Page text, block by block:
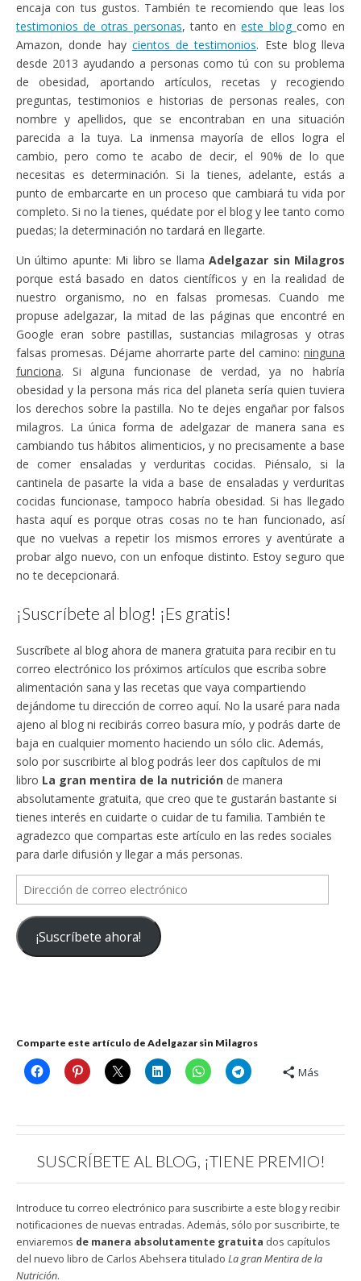
encaja con tus gustos. También te recomiendo que leas los
testimonios de otras personas, tanto eneste blog como en
Amazon, donde hay cientos de testimonios. Este blog lleva
desde 2013 ayudando a personas como tú con su problema
de obesidad, aportando artículos, recetas y recogiendo
preguntas, testimonios e historias de personas reales, con
nombre y apellidos, que se encontraban en una situación
parecida a la tuya. La inmensa mayoría de ellos logra el
cambio, pero como te acabo de decir, el 90% de lo que
necesitas es determinación. Si la tienes, adelante, estás a
punto de embarcarte en un proceso que cambiará tu vida por
completo. Si no la tienes, quédate por el blog y lee tanto como
puedas; la determinación no tardará en llegarte.
Un último apunte: Mi libro se llamaAdelgazar sin Milagros
porque está basado en datos científicos y en la realidad de
nuestro organismo, no en falsas promesas. Cuando me
propuse adelgazar, la mitad de las páginas que encontré en
Google eran sobre pastillas, sustancias milagrosas y otras
falsas promesas. Déjame ahorrarte parte del camino: ninguna
funciona. Si alguna funcionase de verdad, ya no habría
obesidad y la persona más rica del planeta sería quien tuviera
los derechos sobre la pastilla. No te dejes engañar por falsos
milagros. La única forma de adelgazar de manera sana es
cambiando tus hábitos alimenticios, y no precisamente a base
de comer ensaladas y verduritas cocidas. Piénsalo, si la
cantinela de pasarte la vida a base de ensaladas y verduritas
cocidas funcionase, tampoco habría obesidad. Si has llegado
hasta aquí es porque otras cosas no te han funcionado, así
que no vuelvas a repetir los mismos errores y aventúrate a
probar algo nuevo, con un enfoque distinto. Estoy seguro que
no te decepcionará.
¡Suscríbete al blog! ¡Es gratis!
Suscríbete al blog ahora de manera gratuita para recibir en tu
correo electrónico los próximos artículos que escriba sobre
alimentación sana y las recetas que vaya compartiendo
dejándome tu dirección de correo aquí. No la usaré para nada
ajeno al blog ni recibirás correo basura mío, y podrás darte de
baja en cualquier momento haciendo un sólo clic. Además,
solo por suscribirte al blog podrás leer dos capítulos de mi
libro La gran mentira de la nutrición de manera
absolutamente gratuita, que creo que te gustarán bastante si
tienes interés en cuidarte o cuidar de tu familia. También te
agradezco que compartas este artículo en las redes sociales
para darle difusión y llegar a más personas.
Dirección
de
correo
electrónico
¡Suscríbete ahora!
Comparte este artículo de Adelgazar sin Milagros
Más
SUSCRÍBETE AL BLOG, ¡TIENE PREMIO!
Introduce tu correo electrónico para suscribirte a este blog y recibir
notificaciones de nuevas entradas. Además, sólo por suscribirte, te
enviaremos de manera absolutamente gratuita dos capítulos
del nuevo libro de Carlos Abehsera titulado La gran Mentira de la
Nutrición.